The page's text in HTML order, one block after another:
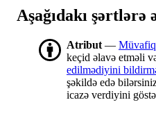
Aşağıdakı şərtlərə
Atribut —
keçid əlavə etməli
edilmədiyini
şəkildə edə
icazə verdiyini